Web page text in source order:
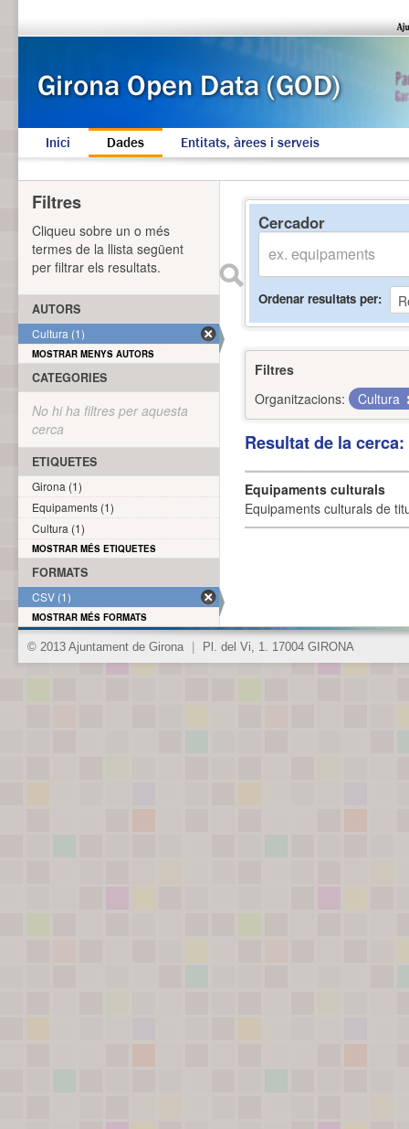
Inici Dades Entitats, àrees i serveis
Cercador
Ordenar resultats per
Filtres
Organitzacions:
Cultura
Resultat de la
Equipaments culturals
Equipaments culturals de
Filtres
Cliqueu sobre un o més
termes de la llista següent
per filtrar els resultats.
AUTORS
Cultura (1)
MOSTRAR MENYS AUTORS
CATEGORIES
No hi ha filtres per aquesta
cerca
ETIQUETES
Girona (1)
Equipaments (1)
Cultura (1)
MOSTRAR MÉS ETIQUETES
FORMATS
CSV (1)
MOSTRAR MÉS FORMATS
© 2013 Ajuntament de Girona Pl. del Vi, 1. 17004 GIRONA